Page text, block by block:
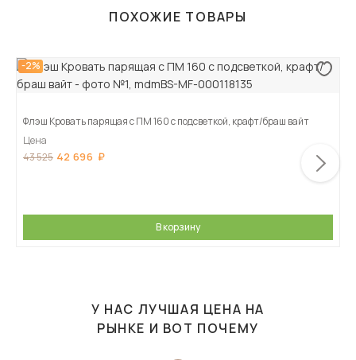
ПОХОЖИЕ ТОВАРЫ
-2%
Флэш Кровать парящая с ПМ 160 с подсветкой, крафт/браш вайт
Цена
43 525 42 696
В корзину
У НАС ЛУЧШАЯ ЦЕНА НА
РЫНКЕ И ВОТ ПОЧЕМУ